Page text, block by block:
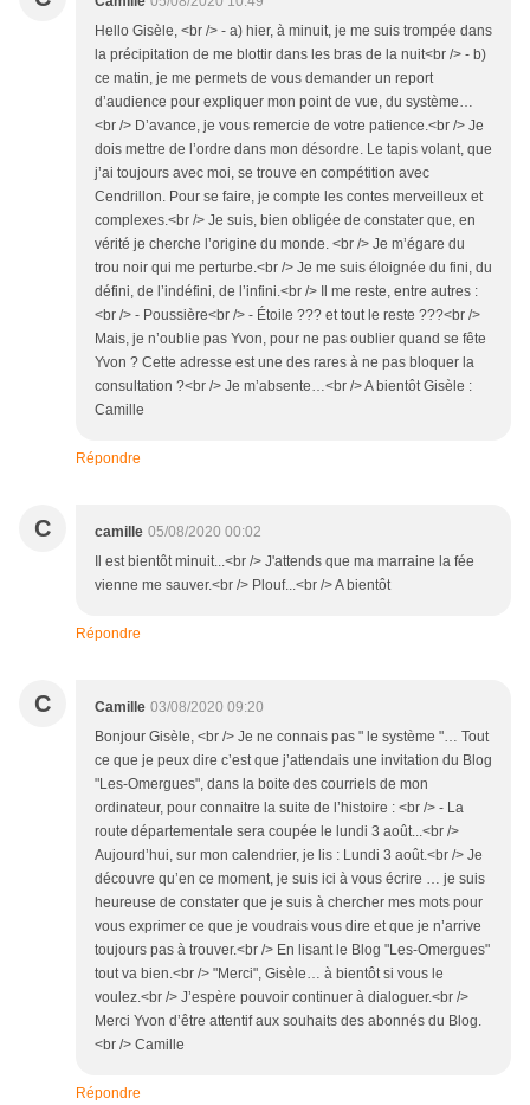
Hello Gisèle, <br /> - a) hier, à minuit, je me suis trompée dans
la précipitation de me blottir dans les bras de la nuit<br /> - b)
ce matin, je me permets de vous demander un report
d’audience pour expliquer mon point de vue, du système…
<br /> D’avance, je vous remercie de votre patience.<br /> Je
dois mettre de l’ordre dans mon désordre. Le tapis volant, que
j’ai toujours avec moi, se trouve en compétition avec
Cendrillon. Pour se faire, je compte les contes merveilleux et
complexes.<br /> Je suis, bien obligée de constater que, en
vérité je cherche l’origine du monde. <br /> Je m’égare du
trou noir qui me perturbe.<br /> Je me suis éloignée du fini, du
défini, de l’indéfini, de l’infini.<br /> Il me reste, entre autres :
<br /> - Poussière<br /> - Étoile ??? et tout le reste ???<br />
Mais, je n’oublie pas Yvon, pour ne pas oublier quand se fête
Yvon ? Cette adresse est une des rares à ne pas bloquer la
consultation ?<br /> Je m’absente…<br /> A bientôt Gisèle :
Camille
Répondre
C camille 05/08/2020 00:02
Il est bientôt minuit...<br /> J'attends que ma marraine la fée
vienne me sauver.<br /> Plouf...<br /> A bientôt
Répondre
C Camille 03/08/2020 09:20
Bonjour Gisèle, <br /> Je ne connais pas " le système "… Tout
ce que je peux dire c’est que j’attendais une invitation du Blog
"Les-Omergues", dans la boite des courriels de mon
ordinateur, pour connaitre la suite de l’histoire : <br /> - La
route départementale sera coupée le lundi 3 août...<br />
Aujourd’hui, sur mon calendrier, je lis : Lundi 3 août.<br /> Je
découvre qu’en ce moment, je suis ici à vous écrire … je suis
heureuse de constater que je suis à chercher mes mots pour
vous exprimer ce que je voudrais vous dire et que je n’arrive
toujours pas à trouver.<br /> En lisant le Blog "Les-Omergues"
tout va bien.<br /> "Merci", Gisèle… à bientôt si vous le
voulez.<br /> J’espère pouvoir continuer à dialoguer.<br />
Merci Yvon d’être attentif aux souhaits des abonnés du Blog.
<br /> Camille
Répondre